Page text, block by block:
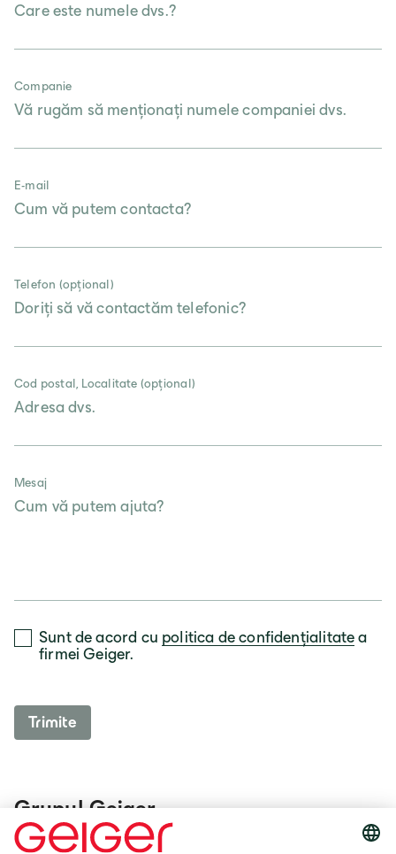
Grupul Geiger
office@geiger.ro
0265 306412
Companie
E-mail
Telefon (opțional)
Cod postal, Localitate (opțional)
Mesaj
Sunt de acord cu politica de confidențialitate a
firmei Geiger.
Trimite
Italia
România